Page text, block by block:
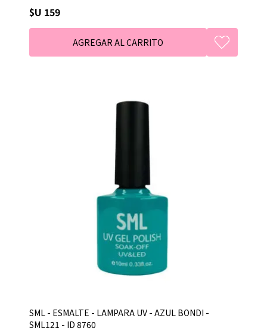
$U 159
SML - ESMALTE - LAMPARA UV - AZUL BONDI -
SML121 - ID 8760